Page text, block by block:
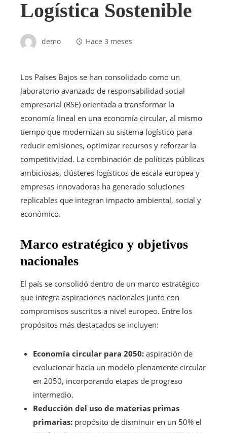
Logística Sostenible
demo Hace 3 meses
Los Países Bajos se han consolidado como un
laboratorio avanzado de responsabilidad social
empresarial (RSE) orientada a transformar la
economía lineal en una economía circular, al mismo
tiempo que modernizan su sistema logístico para
reducir emisiones, optimizar recursos y reforzar la
competitividad. La combinación de políticas públicas
ambiciosas, clústeres logísticos de escala europea y
empresas innovadoras ha generado soluciones
replicables que integran impacto ambiental, social y
económico.
Marco estratégico y objetivos
nacionales
El país se consolidó dentro de un marco estratégico
que integra aspiraciones nacionales junto con
compromisos suscritos a nivel europeo. Entre los
propósitos más destacados se incluyen:
Economía circular para 2050: aspiración de
evolucionar hacia un modelo plenamente circular
en 2050, incorporando etapas de progreso
intermedio.
Reducción del uso de materias primas
primarias: propósito de disminuir en un 50% el